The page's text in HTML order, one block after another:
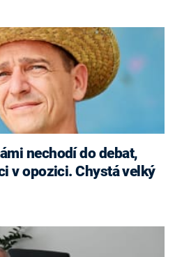
nechodí do debat,
v opozici. Chystá velký